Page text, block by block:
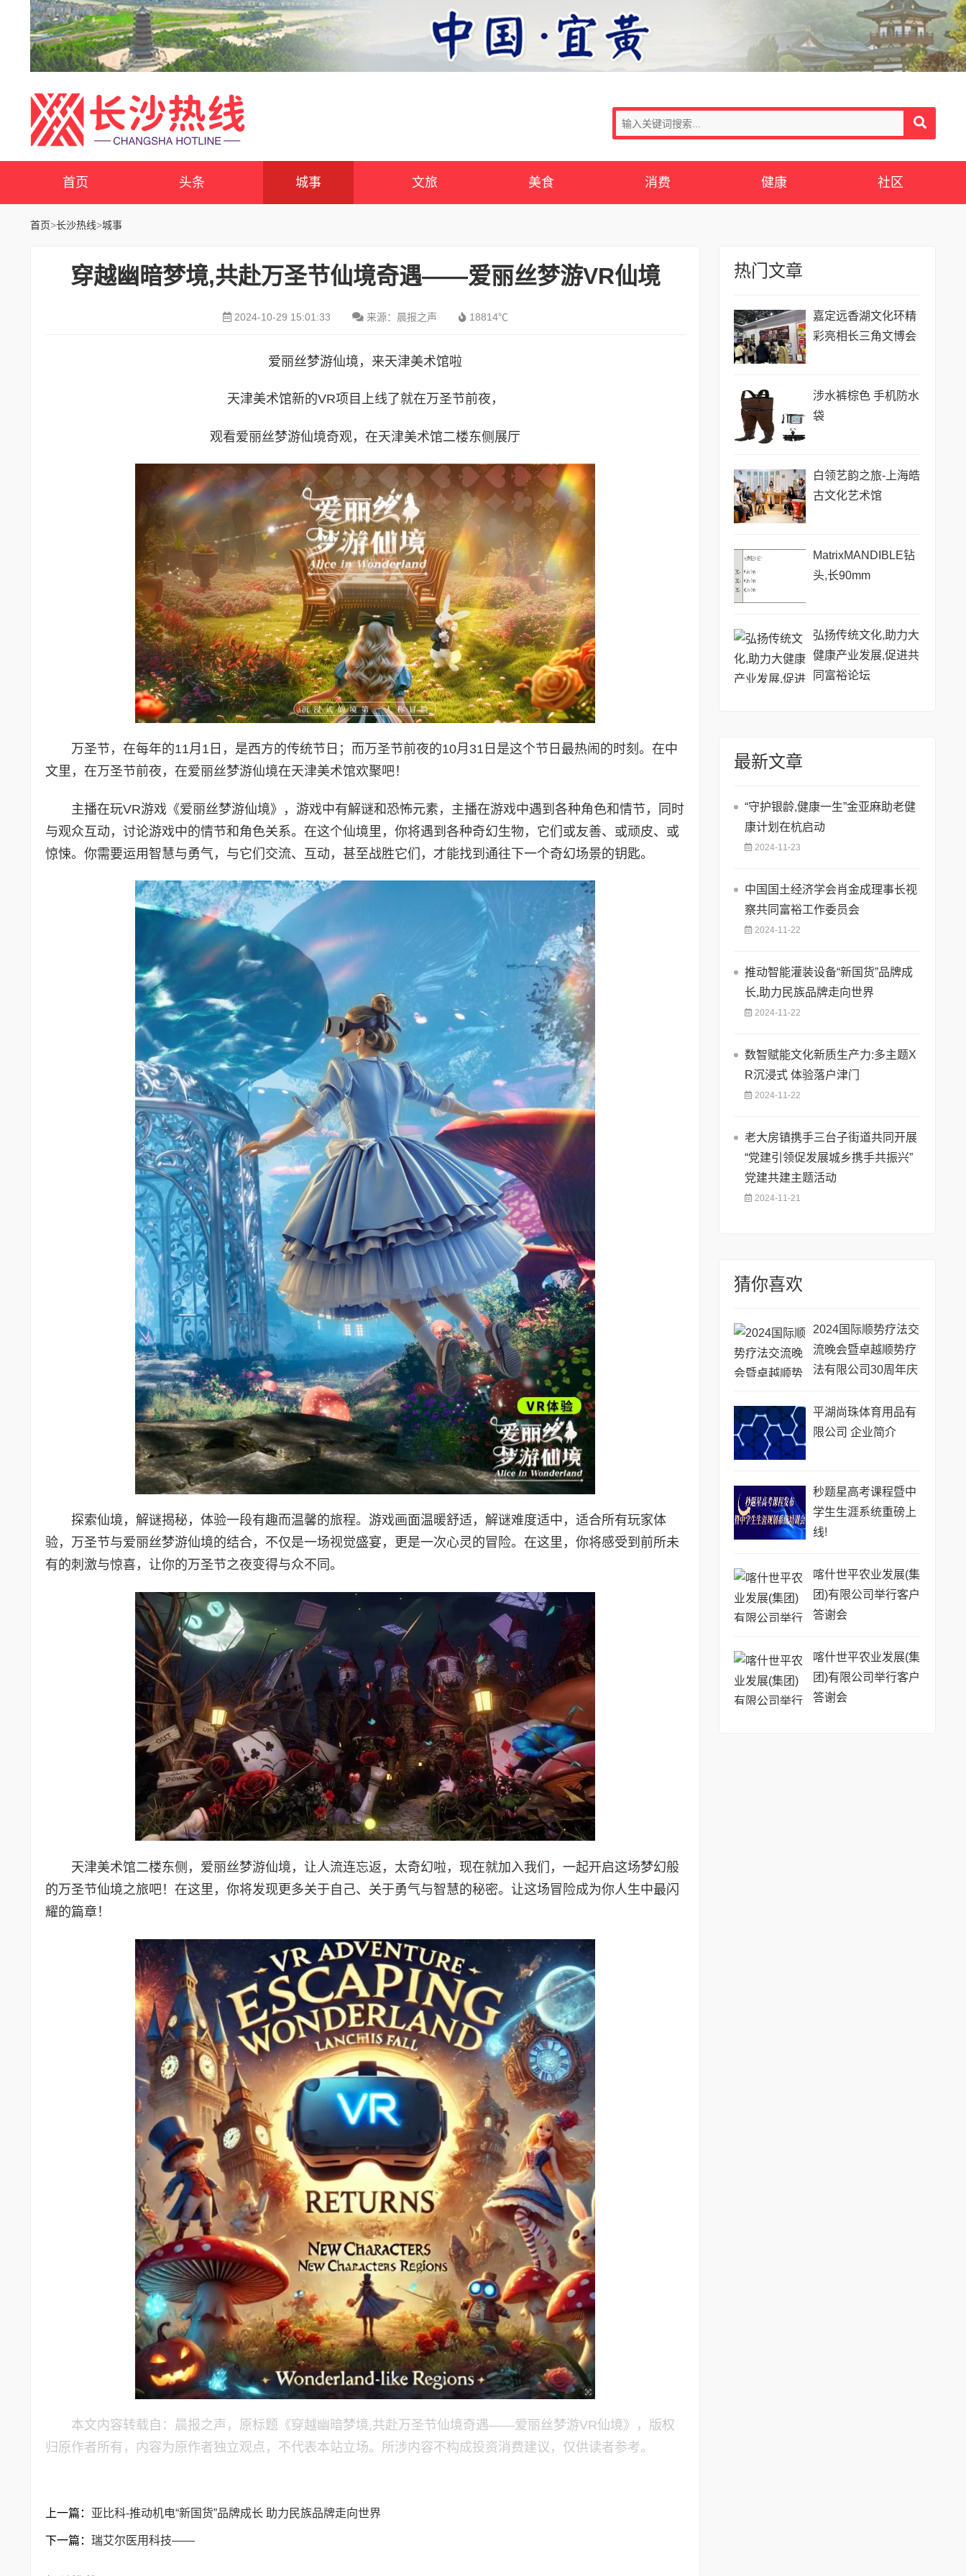
首页 头条 城事 文旅 美食 消费 健康 社区
首页>长沙热线>城事
穿越幽暗梦境,共赴万圣节仙境奇遇——爱丽丝梦游VR仙境
2024-10-29 15:01:33 来源：晨报之声 18814℃
爱丽丝梦游仙境，来天津美术馆啦
天津美术馆新的VR项目上线了就在万圣节前夜，
观看爱丽丝梦游仙境奇观，在天津美术馆二楼东侧展厅
万圣节，在每年的11月1日，是西方的传统节日；而万圣节前夜的10月31日是这个节日最热闹的时刻。在中
文里，在万圣节前夜，在爱丽丝梦游仙境在天津美术馆欢聚吧！
主播在玩VR游戏《爱丽丝梦游仙境》，游戏中有解谜和恐怖元素，主播在游戏中遇到各种角色和情节，同时
与观众互动，讨论游戏中的情节和角色关系。在这个仙境里，你将遇到各种奇幻生物，它们或友善、或顽皮、或
惊悚。你需要运用智慧与勇气，与它们交流、互动，甚至战胜它们，才能找到通往下一个奇幻场景的钥匙。
探索仙境，解谜揭秘，体验一段有趣而温馨的旅程。游戏画面温暖舒适，解谜难度适中，适合所有玩家体
验，万圣节与爱丽丝梦游仙境的结合，不仅是一场视觉盛宴，更是一次心灵的冒险。在这里，你将感受到前所未
有的刺激与惊喜，让你的万圣节之夜变得与众不同。
天津美术馆二楼东侧，爱丽丝梦游仙境，让人流连忘返，太奇幻啦，现在就加入我们，一起开启这场梦幻般
的万圣节仙境之旅吧！在这里，你将发现更多关于自己、关于勇气与智慧的秘密。让这场冒险成为你人生中最闪
耀的篇章！
本文内容转载自：晨报之声，原标题《穿越幽暗梦境,共赴万圣节仙境奇遇——爱丽丝梦游VR仙境》，版权
归原作者所有，内容为原作者独立观点，不代表本站立场。所涉内容不构成投资消费建议，仅供读者参考。
上一篇： 亚比科-推动机电“新国货”品牌成长 助力民族品牌走向世界
下一篇： 瑞艾尔医用科技——
热门文章
嘉定远香湖文化环精
彩亮相长三角文博会
涉水裤棕色 手机防水
袋
白领艺韵之旅-上海皓
古文化艺术馆
MatrixMANDIBLE钻
头,长90mm
弘扬传统文化,助力大
健康产业发展,促进共
同富裕论坛
最新文章
“守护银龄,健康一生”金亚麻助老健
康计划在杭启动
2024-11-23
中国国土经济学会肖金成理事长视
察共同富裕工作委员会
2024-11-22
推动智能灌装设备“新国货”品牌成
长,助力民族品牌走向世界
2024-11-22
数智赋能文化新质生产力:多主题X
R沉浸式 体验落户津门
2024-11-22
老大房镇携手三台子街道共同开展
“党建引领促发展城乡携手共振兴”
党建共建主题活动
2024-11-21
猜你喜欢
2024国际顺势疗法交
流晚会暨卓越顺势疗
法有限公司30周年庆
平湖尚珠体育用品有
限公司 企业简介
秒题星高考课程暨中
学生生涯系统重磅上
线!
喀什世平农业发展(集
团)有限公司举行客户
答谢会
喀什世平农业发展(集
团)有限公司举行客户
答谢会